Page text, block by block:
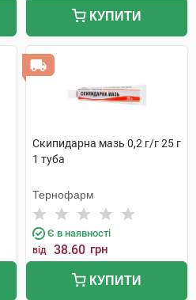
КУПИТИ
Скипидарна мазь 0,2 г/г 25 г
1 туба
Тернофарм
Є в наявності
від 38.60 грн
КУПИТИ